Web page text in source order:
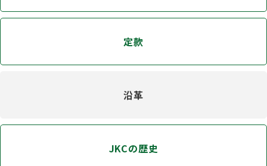
定款
沿革
JKCの歴史